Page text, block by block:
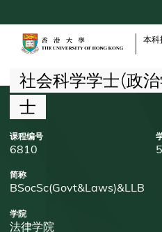
to
content
本科
Breadcrumb
社会科学学士(政
士
课程编号
6810
简称
BSocSc(Govt&Laws)&LLB
学院
法律学院